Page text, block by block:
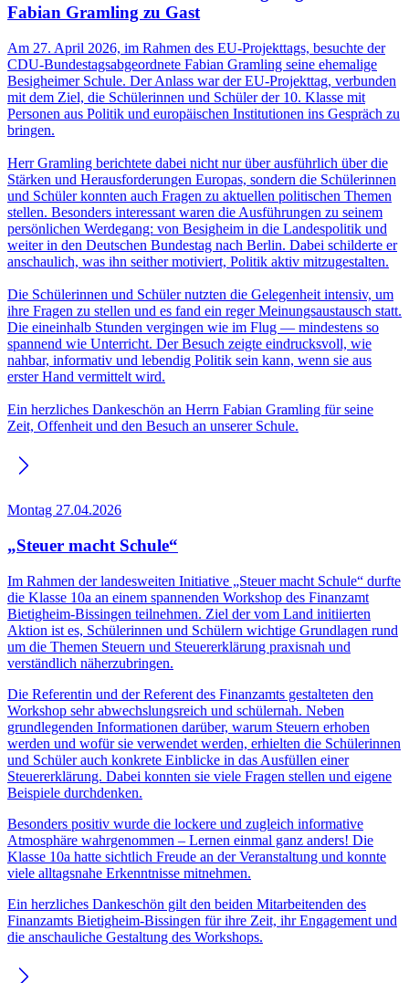
Fabian Gramling zu Gast
Am 27. April 2026, im Rahmen des EU-Projekttags, besuchte der
CDU-Bundestagsabgeordnete Fabian Gramling seine ehemalige
Besigheimer Schule. Der Anlass war der EU-Projekttag, verbunden
mit dem Ziel, die Schülerinnen und Schüler der 10. Klasse mit
Personen aus Politik und europäischen Institutionen ins Gespräch zu
bringen.
Herr Gramling berichtete dabei nicht nur über ausführlich über die
Stärken und Herausforderungen Europas, sondern die Schülerinnen
und Schüler konnten auch Fragen zu aktuellen politischen Themen
stellen. Besonders interessant waren die Ausführungen zu seinem
persönlichen Werdegang: von Besigheim in die Landespolitik und
weiter in den Deutschen Bundestag nach Berlin. Dabei schilderte er
anschaulich, was ihn seither motiviert, Politik aktiv mitzugestalten.
Die Schülerinnen und Schüler nutzten die Gelegenheit intensiv, um
ihre Fragen zu stellen und es fand ein reger Meinungsaustausch statt.
Die eineinhalb Stunden vergingen wie im Flug — mindestens so
spannend wie Unterricht. Der Besuch zeigte eindrucksvoll, wie
nahbar, informativ und lebendig Politik sein kann, wenn sie aus
erster Hand vermittelt wird.
Ein herzliches Dankeschön an Herrn Fabian Gramling für seine
Zeit, Offenheit und den Besuch an unserer Schule.
Montag 27.04.2026
„Steuer macht Schule“
Im Rahmen der landesweiten Initiative „Steuer macht Schule“ durfte
die Klasse 10a an einem spannenden Workshop des Finanzamt
Bietigheim-Bissingen teilnehmen. Ziel der vom Land initiierten
Aktion ist es, Schülerinnen und Schülern wichtige Grundlagen rund
um die Themen Steuern und Steuererklärung praxisnah und
verständlich näherzubringen.
Die Referentin und der Referent des Finanzamts gestalteten den
Workshop sehr abwechslungsreich und schülernah. Neben
grundlegenden Informationen darüber, warum Steuern erhoben
werden und wofür sie verwendet werden, erhielten die Schülerinnen
und Schüler auch konkrete Einblicke in das Ausfüllen einer
Steuererklärung. Dabei konnten sie viele Fragen stellen und eigene
Beispiele durchdenken.
Besonders positiv wurde die lockere und zugleich informative
Atmosphäre wahrgenommen – Lernen einmal ganz anders! Die
Klasse 10a hatte sichtlich Freude an der Veranstaltung und konnte
viele alltagsnahe Erkenntnisse mitnehmen.
Ein herzliches Dankeschön gilt den beiden Mitarbeitenden des
Finanzamts Bietigheim-Bissingen für ihre Zeit, ihr Engagement und
die anschauliche Gestaltung des Workshops.